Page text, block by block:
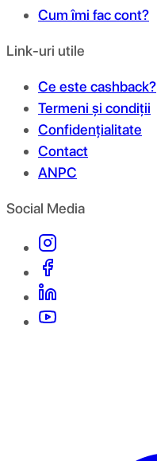
Cum îmi fac cont?
Link-uri utile
Ce este cashback?
Termeni și condiții
Confidențialitate
Contact
ANPC
Social Media